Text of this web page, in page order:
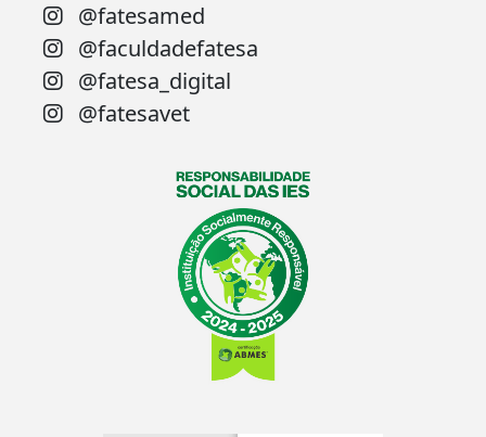
@fatesamed
@faculdadefatesa
@fatesa_digital
@fatesavet